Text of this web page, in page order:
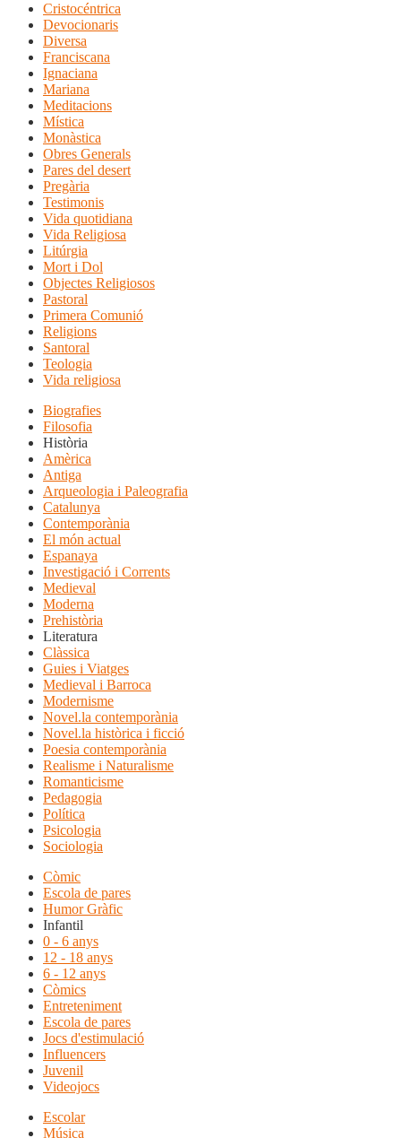
Cristocéntrica
Devocionaris
Diversa
Franciscana
Ignaciana
Mariana
Meditacions
Mística
Monàstica
Obres Generals
Pares del desert
Pregària
Testimonis
Vida quotidiana
Vida Religiosa
Litúrgia
Mort i Dol
Objectes Religiosos
Pastoral
Primera Comunió
Religions
Santoral
Teologia
Vida religiosa
Biografies
Filosofia
Història
Amèrica
Antiga
Arqueologia i Paleografia
Catalunya
Contemporània
El món actual
Espanaya
Investigació i Corrents
Medieval
Moderna
Prehistòria
Literatura
Clàssica
Guies i Viatges
Medieval i Barroca
Modernisme
Novel.la contemporània
Novel.la històrica i ficció
Poesia contemporània
Realisme i Naturalisme
Romanticisme
Pedagogia
Política
Psicologia
Sociologia
Còmic
Escola de pares
Humor Gràfic
Infantil
0 - 6 anys
12 - 18 anys
6 - 12 anys
Còmics
Entreteniment
Escola de pares
Jocs d'estimulació
Influencers
Juvenil
Videojocs
Escolar
Música